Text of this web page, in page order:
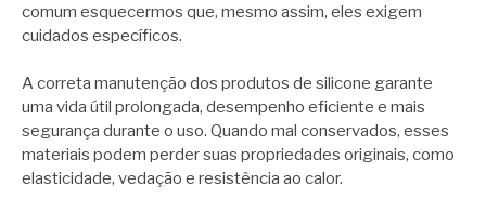
comum esquecermos que, mesmo assim, eles exigem
cuidados específicos.
A correta manutenção dos produtos de silicone garante
uma vida útil prolongada, desempenho eficiente e mais
segurança durante o uso. Quando mal conservados, esses
materiais podem perder suas propriedades originais, como
elasticidade, vedação e resistência ao calor.